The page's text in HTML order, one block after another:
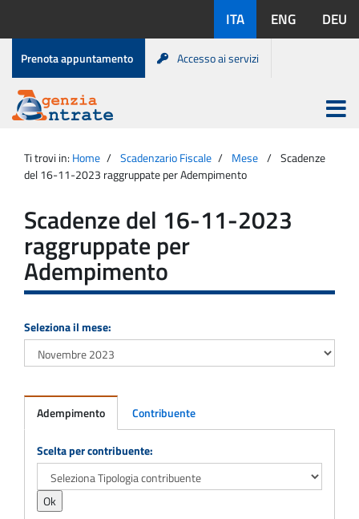
contenuto
disponibili:
ITA ENG DEU
Menu
di
servizio
Prenota appuntamento Accesso ai servizi
Agenzia
Entrate
Apri
menu
principale
Ti trovi in: Home Scadenzario Fiscale Mese
Scadenze
del 16-11-2023 raggruppate per Adempimento
Scadenze del 16-11-2023
raggruppate per
Adempimento
Seleziona il mese:
Adempimento Contribuente
Adempimento
Scelta per contribuente: